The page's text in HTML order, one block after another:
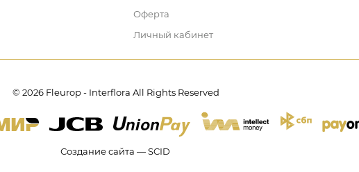
Оферта
Личный кабинет
© 2026 Fleurop - Interflora All Rights Reserved
Создание сайта — SCID